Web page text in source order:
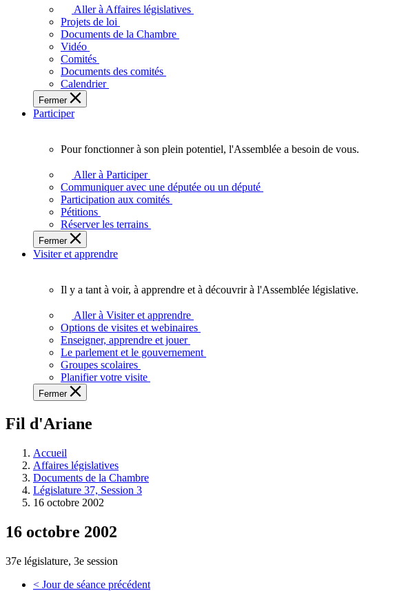
législative
adopte
touchent
vie
des
Ontariennes
Ontariens.
Aller à Affaires législatives
Projets de loi
Documents de la Chambre
Vidéo
Comités
Documents des comités
Calendrier
Fermer
Participer
fonctionner
plein
potentiel,
l'Assemblée
a
besoin
Pour fonctionner à son plein potentiel, l'Assemblée a besoin de vous.
Aller à Participer
Communiquer avec une députée ou un député
Participation aux comités
Pétitions
Réserver les terrains
Fermer
Visiter et apprendre
voir,
apprendre
et
découvrir
l'Assemblée
législative.
Il y a tant à voir, à apprendre et à découvrir à l'Assemblée législative.
Aller à Visiter et apprendre
Options de visites et webinaires
Enseigner, apprendre et jouer
Le parlement et le gouvernement
Groupes scolaires
Planifier votre visite
Fermer
Fil d'Ariane
Accueil
Affaires législatives
Documents de la Chambre
Législature 37, Session 3
16 octobre 2002
16 octobre 2002
37e législature, 3e session
< Jour de séance précédent